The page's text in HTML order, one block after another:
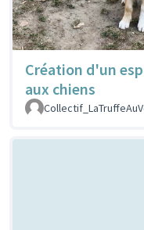
Création d'un
aux chiens